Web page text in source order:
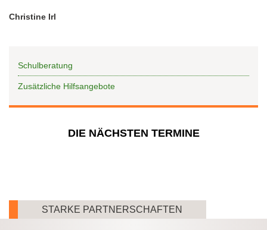
Christine Irl
Schulberatung
Zusätzliche Hilfsangebote
DIE NÄCHSTEN TERMINE
STARKE PARTNERSCHAFTEN